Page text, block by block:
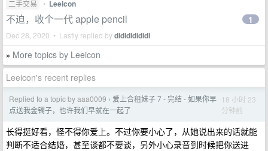
二手交易 • Leeicon
不迫，收个一代 apple pencil
Dec 28, 2020 • Lastly replied bydidididididi
1
» More topics by Leeicon
Leeicon's recent replies
Replied to a topic by aaa0009 › 爱上合租妹子 7 - 完结 - 如果你早
点送我金镯子，也许我们早就在一起了
18 小时 23
分钟前
长得挺好看，怪不得你爱上。不过你要小心了，从她说出来的话就能
判断不适合结婚，甚至谈都不要谈，另外小心录音到时候把你送进